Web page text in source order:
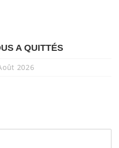
A QUITTÉS
2026